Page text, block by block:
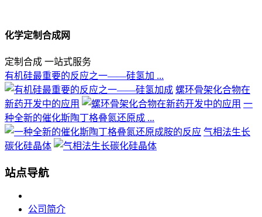
化学定制合成网
定制合成 一站式服务
有机硅最重要的反应之一——硅氢加 ...
螺环骨架化合物在
新药开发中的应用
一
种全新的催化斯陶丁格叠氮还原成 ...
气相法生长
碳化硅晶体
站点导航
公司简介